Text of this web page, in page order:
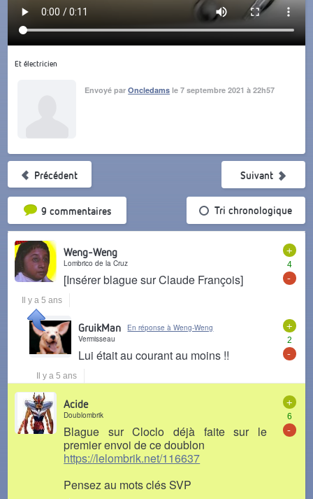
Et électricien
Envoyé parOncledams le 7 septembre 2021 à 22h57
Précédent
9 commentairesTri par popularité Tri chronologique
Suivant
+
4
-
Weng-Weng
Lombrico de la Cruz
[Insérer blague sur Claude François]
Il y a 5 ans
+
2
-
GruikMan
En réponse à Weng-Weng
Vermisseau
Lui était au courant au moins !!
Il y a 5 ans
+
6
-
Acide
Doublombrik
Blague sur Cloclo déjà faite sur le
premier envoi de ce doublon
https://lelombrik.net/116637
Pensez au mots clés SVP